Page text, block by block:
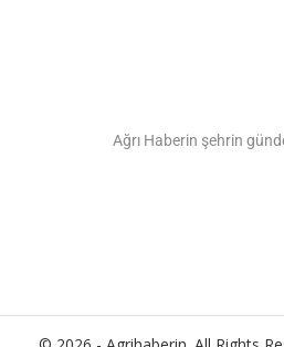
Ağrı Haberin şehrin